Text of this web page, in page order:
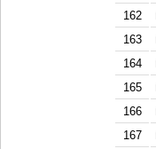
162
163
164
165
166
167